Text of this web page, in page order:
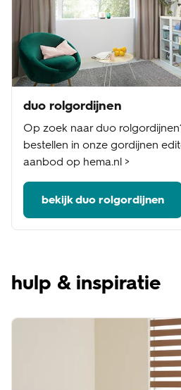
duo rolgordijnen
Op zoek naar duo
bestellen in onze gordijnen
aanbod op hema.nl >
bekijk duo rolgordijnen
hulp & inspiratie